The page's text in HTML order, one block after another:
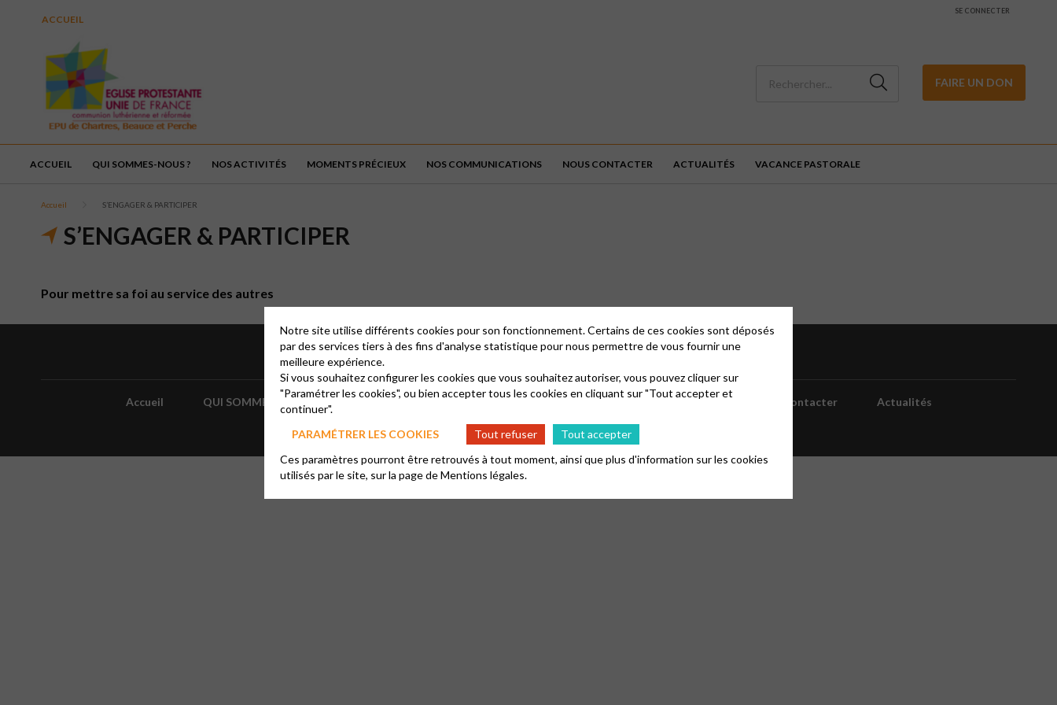
ACCUEIL
SE CONNECTER
FAIRE UN DON
ACCUEIL QUI SOMMES-NOUS ? NOS ACTIVITÉS MOMENTS PRÉCIEUX NOS COMMUNICATIONS NOUS CONTACTER ACTUALITÉS VACANCE PASTORALE
Accueil S’ENGAGER & PARTICIPER
S’ENGAGER & PARTICIPER
Pour mettre sa foi au service des autres
Accueil QUI SOMMES-NOUS ? Nos Activités Moments précieux Nos communications Nous contacter
Actualités
Vacance pastorale
Notre site utilise différents cookies pour son fonctionnement. Certains de ces cookies sont déposés
par des services tiers à des fins d'analyse statistique pour nous permettre de vous fournir une
meilleure expérience.
Si vous souhaitez configurer les cookies que vous souhaitez autoriser, vous pouvez cliquer sur
"Paramétrer les cookies", ou bien accepter tous les cookies en cliquant sur "Tout accepter et
continuer".
PARAMÉTRER LES COOKIES
Tout refuser
Tout accepter
Ces paramètres pourront être retrouvés à tout moment, ainsi que plus d'information sur les cookies
utilisés par le site, sur la page deMentions légales.